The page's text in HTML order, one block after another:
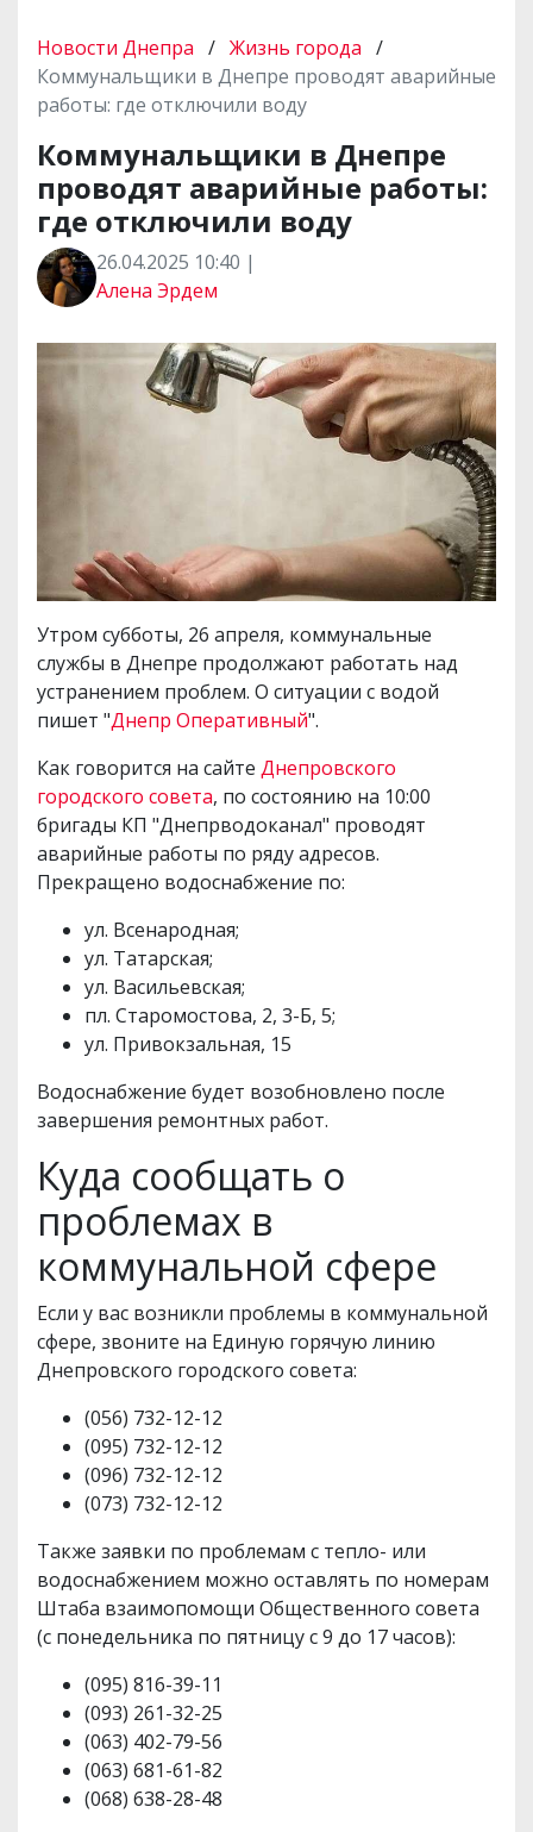
Новости Днепра / Жизнь города /
Коммунальщики в Днепре проводят аварийные
работы: где отключили воду
Коммунальщики в Днепре
проводят аварийные работы:
где отключили воду
26.04.2025 10:40 |
Алена Эрдем
Утром субботы, 26 апреля, коммунальные
службы в Днепре продолжают работать над
устранением проблем. О ситуации с водой
пишет "Днепр Оперативный".
Как говорится на сайте Днепровского
городского совета, по состоянию на 10:00
бригады КП "Днепрводоканал" проводят
аварийные работы по ряду адресов.
Прекращено водоснабжение по:
ул. Всенародная;
ул. Татарская;
ул. Васильевская;
пл. Старомостова, 2, 3-Б, 5;
ул. Привокзальная, 15
Водоснабжение будет возобновлено после
завершения ремонтных работ.
Куда сообщать о
проблемах в
коммунальной сфере
Если у вас возникли проблемы в коммунальной
сфере, звоните на Единую горячую линию
Днепровского городского совета:
(056) 732-12-12
(095) 732-12-12
(096) 732-12-12
(073) 732-12-12
Также заявки по проблемам с тепло- или
водоснабжением можно оставлять по номерам
Штаба взаимопомощи Общественного совета
(с понедельника по пятницу с 9 до 17 часов):
(095) 816-39-11
(093) 261-32-25
(063) 402-79-56
(063) 681-61-82
(068) 638-28-48